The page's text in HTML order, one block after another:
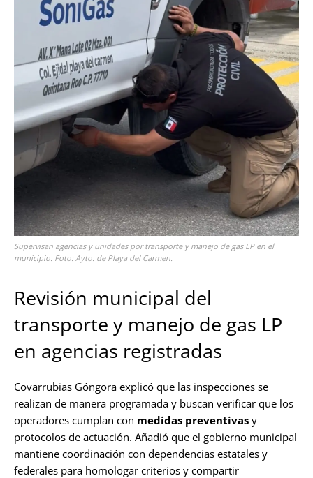
Supervisan agencias y unidades por transporte y manejo de gas LP en el
municipio. Foto: Ayto. de Playa del Carmen.
Revisión municipal del
transporte y manejo de gas LP
en agencias registradas
Covarrubias Góngora explicó que las inspecciones se
realizan de manera programada y buscan verificar que los
operadores cumplan con medidas preventivas y
protocolos de actuación. Añadió que el gobierno municipal
mantiene coordinación con dependencias estatales y
federales para homologar criterios y compartir